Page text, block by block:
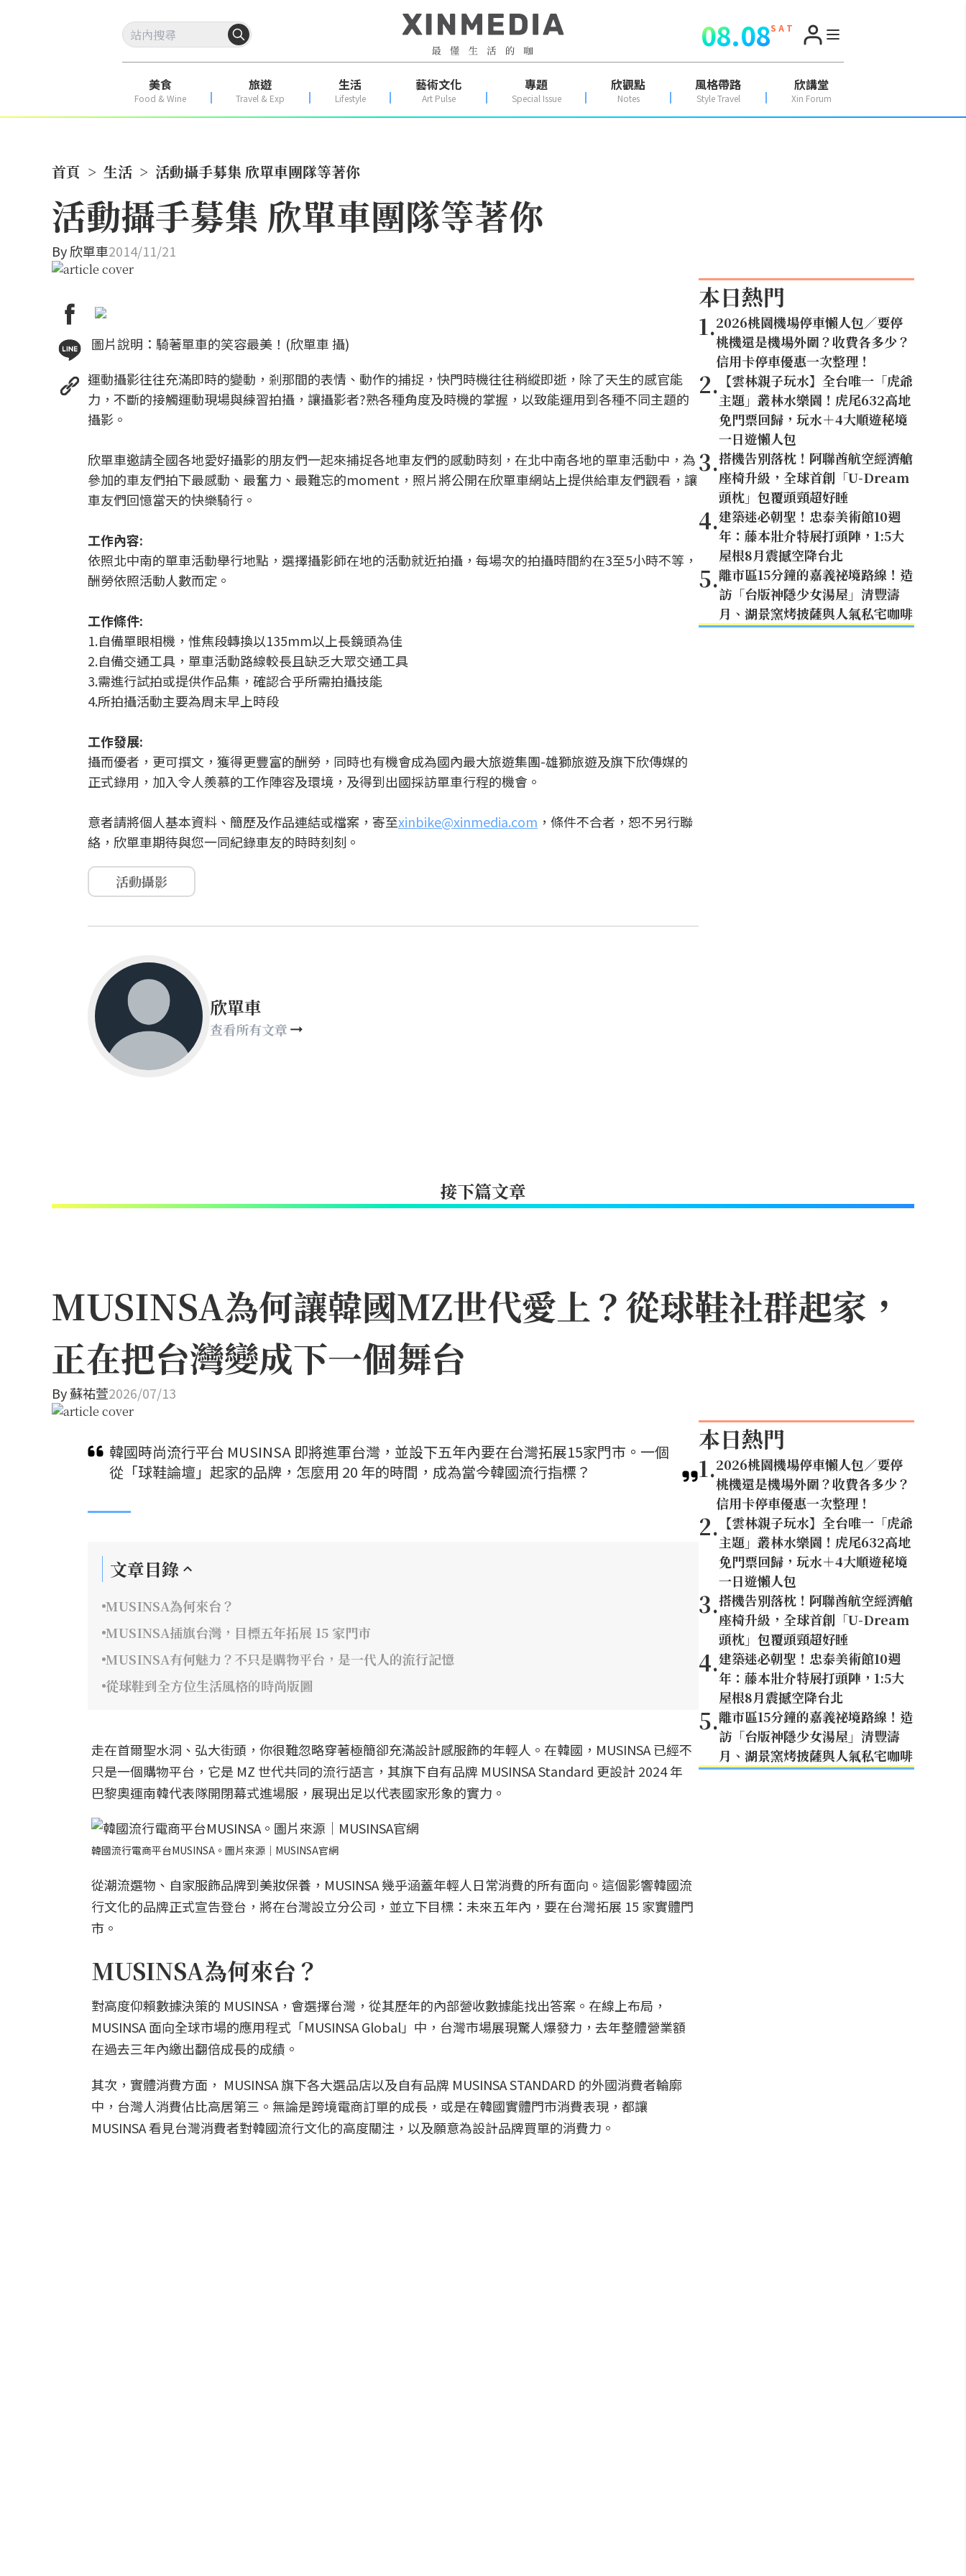
08.08S A T
美食
Food & Wine
旅遊
Travel & Exp
生活
Lifestyle
藝術文化
Art Pulse
專題
Special Issue
欣觀點
Notes
風格帶路
Style Travel
欣講堂
Xin Forum
首頁 > 生活 > 活動攝手募集 欣單車團隊等著你
活動攝手募集 欣單車團隊等著你
By欣單車2014/11/21
圖片說明：騎著單車的笑容最美！(欣單車 攝)
運動攝影往往充滿即時的變動，剎那間的表情、動作的捕捉，快門時機往往稍縱即逝，除了天生的感官能
力，不斷的接觸運動現場與練習拍攝，讓攝影者?熟各種角度及時機的掌握，以致能運用到各種不同主題的
攝影。
欣單車邀請全國各地愛好攝影的朋友們一起來捕捉各地車友們的感動時刻，在北中南各地的單車活動中，為
參加的車友們拍下最感動、最奮力、最難忘的moment，照片將公開在欣單車網站上提供給車友們觀看，讓
車友們回憶當天的快樂騎行。
工作內容:
依照北中南的單車活動舉行地點，選擇攝影師在地的活動就近拍攝，每場次的拍攝時間約在3至5小時不等，
酬勞依照活動人數而定。
工作條件:
1.自備單眼相機，惟焦段轉換以135mm以上長鏡頭為佳
2.自備交通工具，單車活動路線較長且缺乏大眾交通工具
3.需進行試拍或提供作品集，確認合乎所需拍攝技能
4.所拍攝活動主要為周末早上時段
工作發展:
攝而優者，更可撰文，獲得更豐富的酬勞，同時也有機會成為國內最大旅遊集團-雄獅旅遊及旗下欣傳媒的
正式錄用，加入令人羨慕的工作陣容及環境，及得到出國採訪單車行程的機會。
意者請將個人基本資料、簡歷及作品連結或檔案，寄至xinbike@xinmedia.com ，條件不合者，恕不另行聯
絡，欣單車期待與您一同紀錄車友的時時刻刻。
活動攝影
欣單車
查看所有文章
本日熱門
1.2026桃園機場停車懶人包／要停
桃機還是機場外圍？收費各多少？
信用卡停車優惠一次整理！
2. 【雲林親子玩水】全台唯一「虎爺
主題」叢林水樂園！虎尾632高地
免門票回歸，玩水＋4大順遊秘境
一日遊懶人包
3.搭機告別落枕！阿聯酋航空經濟艙
座椅升級，全球首創「U-Dream
頭枕」包覆頭頸超好睡
4.建築迷必朝聖！忠泰美術館10週
年：藤本壯介特展打頭陣，1:5大
屋根8月震撼空降台北
5.離市區15分鐘的嘉義祕境路線！造
訪「台版神隱少女湯屋」清豐濤
月、湖景窯烤披薩與人氣私宅咖啡
接下篇文章
MUSINSA為何讓韓國MZ世代愛上？從球鞋社群起家，
正在把台灣變成下一個舞台
By蘇祐萱2026/07/13
韓國時尚流行平台 MUSINSA 即將進軍台灣，並設下五年內要在台灣拓展15家門市。一個
從「球鞋論壇」起家的品牌，怎麼用 20 年的時間，成為當今韓國流行指標？
文章目錄
MUSINSA為何來台？
MUSINSA插旗台灣，目標五年拓展 15 家門市
MUSINSA有何魅力？不只是購物平台，是一代人的流行記憶
從球鞋到全方位生活風格的時尚版圖
走在首爾聖水洞、弘大街頭，你很難忽略穿著極簡卻充滿設計感服飾的年輕人。在韓國，MUSINSA 已經不
只是一個購物平台，它是 MZ 世代共同的流行語言，其旗下自有品牌 MUSINSA Standard 更設計 2024 年
巴黎奧運南韓代表隊開閉幕式進場服，展現出足以代表國家形象的實力。
韓國流行電商平台MUSINSA。圖片來源｜MUSINSA官網
從潮流選物、自家服飾品牌到美妝保養，MUSINSA 幾乎涵蓋年輕人日常消費的所有面向。這個影響韓國流
行文化的品牌正式宣告登台，將在台灣設立分公司，並立下目標：未來五年內，要在台灣拓展 15 家實體門
市。
MUSINSA為何來台？
對高度仰賴數據決策的 MUSINSA，會選擇台灣，從其歷年的內部營收數據能找出答案。在線上布局，
MUSINSA 面向全球市場的應用程式「MUSINSA Global」中，台灣市場展現驚人爆發力，去年整體營業額
在過去三年內繳出翻倍成長的成績。
其次，實體消費方面， MUSINSA 旗下各大選品店以及自有品牌 MUSINSA STANDARD 的外國消費者輪廓
中，台灣人消費佔比高居第三。無論是跨境電商訂單的成長，或是在韓國實體門市消費表現，都讓
MUSINSA 看見台灣消費者對韓國流行文化的高度關注，以及願意為設計品牌買單的消費力。
本日熱門
1.2026桃園機場停車懶人包／要停
桃機還是機場外圍？收費各多少？
信用卡停車優惠一次整理！
2. 【雲林親子玩水】全台唯一「虎爺
主題」叢林水樂園！虎尾632高地
免門票回歸，玩水＋4大順遊秘境
一日遊懶人包
3.搭機告別落枕！阿聯酋航空經濟艙
座椅升級，全球首創「U-Dream
頭枕」包覆頭頸超好睡
4.建築迷必朝聖！忠泰美術館10週
年：藤本壯介特展打頭陣，1:5大
屋根8月震撼空降台北
5.離市區15分鐘的嘉義祕境路線！造
訪「台版神隱少女湯屋」清豐濤
月、湖景窯烤披薩與人氣私宅咖啡